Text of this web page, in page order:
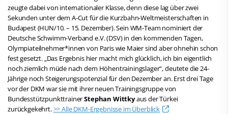
zeugte dabei von internationaler Klasse, denn diese lag über zwei
Sekunden unter dem A-Cut für die Kurzbahn-Weltmeisterschaften in
Budapest (HUN/10. – 15. Dezember). Sein WM-Team nominiert der
Deutsche Schwimm-Verband e.V. (DSV) in den kommenden Tagen,
Olympiateilnehmer*innen von Paris wie Maier sind aber ohnehin schon
fest gesetzt. „Das Ergebnis hier macht mich glücklich, ich bin eigentlich
noch ziemlich müde nach dem Höhentrainingslager“, deutete die 24-
Jährige noch Steigerungspotenzial für den Dezember an. Erst drei Tage
vor der DKM war sie mit ihrer neuen Trainingsgruppe von
BundesstützpunkttrainerStephan Wittkyaus der Türkei
zurückgekehrt.>> Alle DKM-Ergebnisse im Überblick